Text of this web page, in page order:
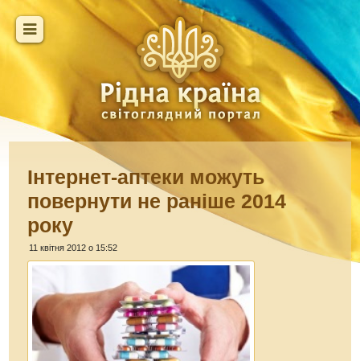
Інтернет-аптеки можуть
повернути не раніше 2014
року
11 квітня 2012 о 15:52